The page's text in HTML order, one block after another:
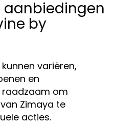
aanbiedingen
by
variëren,
en
raadzaam om
Zimaya te
acties.